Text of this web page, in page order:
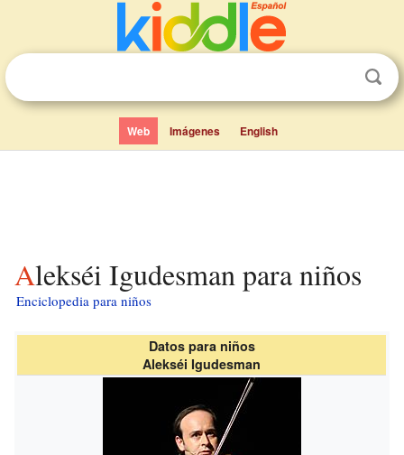
Web Imágenes English
Alekséi Igudesman para niños
Enciclopedia para niños
Datos para niños
Alekséi Igudesman